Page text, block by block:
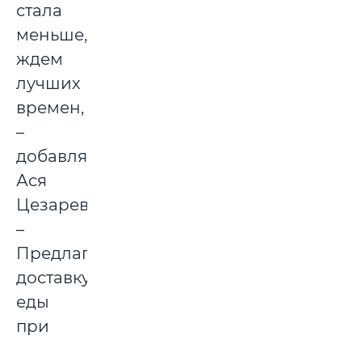
стала
меньше,
ждем
лучших
времен,
–
добавляет
Ася
Цезаревна.
–
Предлагаем
доставку
еды
при